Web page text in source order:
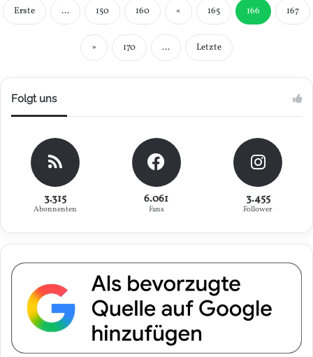
Erste ... 150 160 « 165 166 167
» 170 ... Letzte
Folgt uns
3.315
Abonnenten
6.061
Fans
3.455
Follower